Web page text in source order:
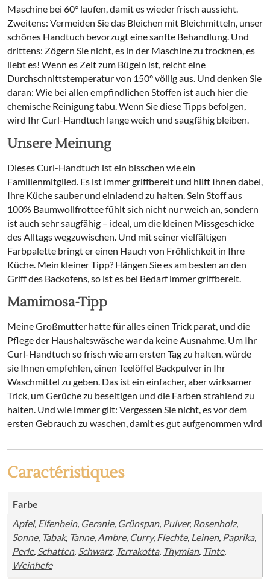
Maschine bei 60° laufen, damit es wieder frisch aussieht.
Zweitens: Vermeiden Sie das Bleichen mit Bleichmitteln, unser
schönes Handtuch bevorzugt eine sanfte Behandlung. Und
drittens: Zögern Sie nicht, es in der Maschine zu trocknen, es
liebt es! Wenn es Zeit zum Bügeln ist, reicht eine
Durchschnittstemperatur von 150° völlig aus. Und denken Sie
daran: Wie bei allen empfindlichen Stoffen ist auch hier die
chemische Reinigung tabu. Wenn Sie diese Tipps befolgen,
wird Ihr Curl-Handtuch lange weich und saugfähig bleiben.
Unsere Meinung
Dieses Curl-Handtuch ist ein bisschen wie ein
Familienmitglied. Es ist immer griffbereit und hilft Ihnen dabei,
Ihre Küche sauber und einladend zu halten. Sein Stoff aus
100% Baumwollfrottee fühlt sich nicht nur weich an, sondern
ist auch sehr saugfähig – ideal, um die kleinen Missgeschicke
des Alltags wegzuwischen. Und mit seiner vielfältigen
Farbpalette bringt er einen Hauch von Fröhlichkeit in Ihre
Küche. Mein kleiner Tipp? Hängen Sie es am besten an den
Griff des Backofens, so ist es bei Bedarf immer griffbereit.
Mamimosa-Tipp
Meine Großmutter hatte für alles einen Trick parat, und die
Pflege der Haushaltswäsche war da keine Ausnahme. Um Ihr
Curl-Handtuch so frisch wie am ersten Tag zu halten, würde
sie Ihnen empfehlen, einen Teelöffel Backpulver in Ihr
Waschmittel zu geben. Das ist ein einfacher, aber wirksamer
Trick, um Gerüche zu beseitigen und die Farben strahlend zu
halten. Und wie immer gilt: Vergessen Sie nicht, es vor dem
ersten Gebrauch zu waschen, damit es gut aufgenommen wird
Caractéristiques
Farbe
Apfel, Elfenbein, Geranie, Grünspan, Pulver, Rosenholz,
Sonne, Tabak, Tanne, Ambre, Curry, Flechte, Leinen, Paprika,
Perle, Schatten, Schwarz, Terrakotta, Thymian, Tinte,
Weinhefe